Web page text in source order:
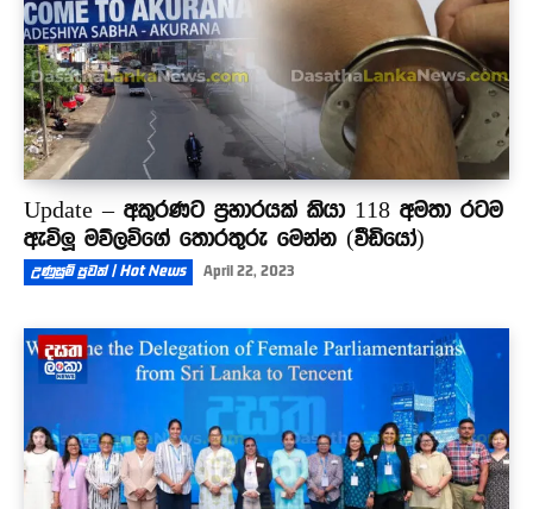
Update – අකුරණට ප්‍රහාරයක් කියා 118 අමතා රටම
ඇවිලූ මව්ලවිගේ තොරතුරු මෙන්න (වීඩියෝ)
උණුසුම් පුවත් | Hot News April 22, 2023